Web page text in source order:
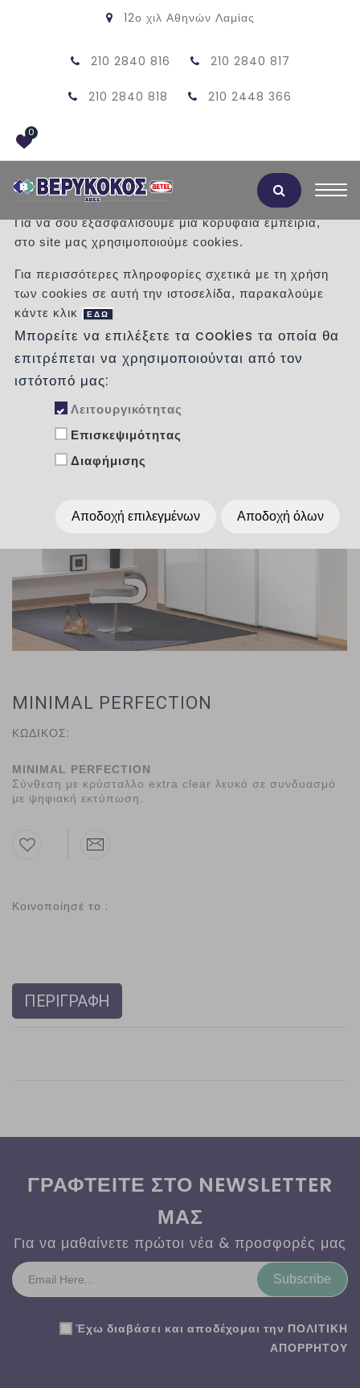
12ο χιλ Αθηνών Λαμίας
210 2840 816 210 2840 817
210 2840 818 210 2448 366
0
/ Προϊόντα / ΝΤΟΥΛΑΠΕΣ
MINIMAL PERFECTION
ΚΩΔΙΚΟΣ:
MINIMAL PERFECTION
Σύνθεση με κρύσταλλο extra clear λευκό σε συνδυασμό
με ψηφιακή εκτύπωση.
Κοινοποίησέ το :
ΠΕΡΙΓΡΑΦΗ
ΓΡΑΦΤΕΙΤΕ ΣΤΟ NEWSLETTER
ΜΑΣ
Για να μαθαίνετε πρώτοι νέα & προσφορές μας
Subscribe
Έχω διαβάσει και αποδέχομαι την ΠΟΛΙΤΙΚΗ
ΑΠΟΡΡΗΤΟΥ
Αποδοχή Cookies
Για να σου εξασφαλίσουμε μια κορυφαία εμπειρία,
στο site μας χρησιμοποιούμε cookies.
Για περισσότερες πληροφορίες σχετικά με τη χρήση
των cookies σε αυτή την ιστοσελίδα, παρακαλούμε
κάντε κλικ
ΕΔΩ
Μπορείτε να επιλέξετε τα cookies τα οποία θα
επιτρέπεται να χρησιμοποιούνται από τον
ιστότοπό μας:
Λειτουργικότητας
Επισκεψιμότητας
Διαφήμισης
Αποδοχή επιλεγμένων Αποδοχή όλων